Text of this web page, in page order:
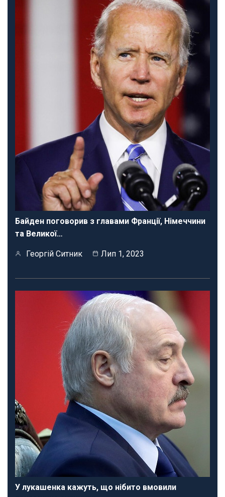
Байден поговорив з главами Франції, Німеччини
та Великої…
Георгій Ситник Лип 1, 2023
У лукашенка кажуть, що нібито вмовили